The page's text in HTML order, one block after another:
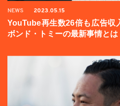
NEWS 2023.05.15
YouTube再生数26倍も広告収
ボンド・トミーの最新事情とは